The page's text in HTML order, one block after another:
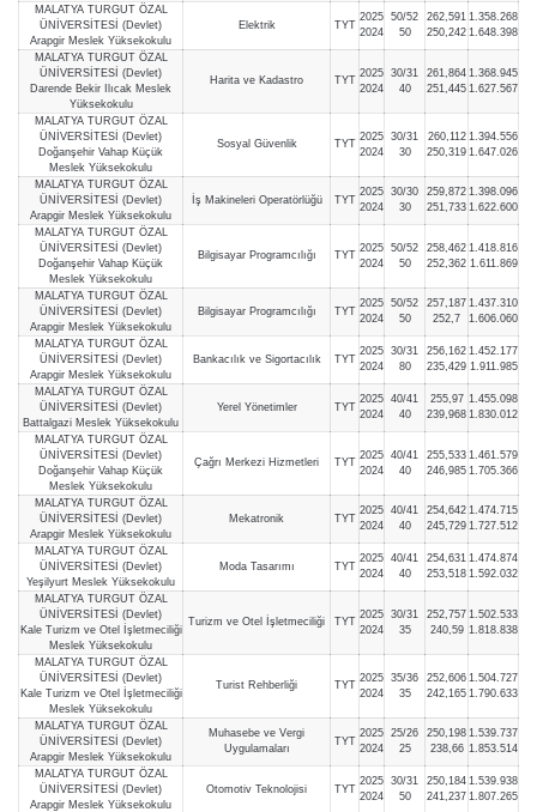
MALATYA TURGUT ÖZAL
ÜNİVERSİTESİ (Devlet)
Arapgir Meslek Yüksekokulu
Elektrik TYT
2025
2024
50/52
50
262,591
250,242
1.358.268
1.648.398
MALATYA TURGUT ÖZAL
ÜNİVERSİTESİ (Devlet)
Darende Bekir Ilıcak Meslek
Yüksekokulu
Harita ve Kadastro TYT
2025
2024
30/31
40
261,864
251,445
1.368.945
1.627.567
MALATYA TURGUT ÖZAL
ÜNİVERSİTESİ (Devlet)
Doğanşehir Vahap Küçük
Meslek Yüksekokulu
Sosyal Güvenlik TYT
2025
2024
30/31
30
260,112
250,319
1.394.556
1.647.026
MALATYA TURGUT ÖZAL
ÜNİVERSİTESİ (Devlet)
Arapgir Meslek Yüksekokulu
İş Makineleri Operatörlüğü TYT
2025
2024
30/30
30
259,872
251,733
1.398.096
1.622.600
MALATYA TURGUT ÖZAL
ÜNİVERSİTESİ (Devlet)
Doğanşehir Vahap Küçük
Meslek Yüksekokulu
Bilgisayar Programcılığı TYT
2025
2024
50/52
50
258,462
252,362
1.418.816
1.611.869
MALATYA TURGUT ÖZAL
ÜNİVERSİTESİ (Devlet)
Arapgir Meslek Yüksekokulu
Bilgisayar Programcılığı TYT
2025
2024
50/52
50
257,187
252,7
1.437.310
1.606.060
MALATYA TURGUT ÖZAL
ÜNİVERSİTESİ (Devlet)
Arapgir Meslek Yüksekokulu
Bankacılık ve Sigortacılık TYT
2025
2024
30/31
80
256,162
235,429
1.452.177
1.911.985
MALATYA TURGUT ÖZAL
ÜNİVERSİTESİ (Devlet)
Battalgazi Meslek Yüksekokulu
Yerel Yönetimler TYT
2025
2024
40/41
40
255,97
239,968
1.455.098
1.830.012
MALATYA TURGUT ÖZAL
ÜNİVERSİTESİ (Devlet)
Doğanşehir Vahap Küçük
Meslek Yüksekokulu
Çağrı Merkezi Hizmetleri TYT
2025
2024
40/41
40
255,533
246,985
1.461.579
1.705.366
MALATYA TURGUT ÖZAL
ÜNİVERSİTESİ (Devlet)
Arapgir Meslek Yüksekokulu
Mekatronik TYT
2025
2024
40/41
40
254,642
245,729
1.474.715
1.727.512
MALATYA TURGUT ÖZAL
ÜNİVERSİTESİ (Devlet)
Yeşilyurt Meslek Yüksekokulu
Moda Tasarımı TYT
2025
2024
40/41
40
254,631
253,518
1.474.874
1.592.032
MALATYA TURGUT ÖZAL
ÜNİVERSİTESİ (Devlet)
Kale Turizm ve Otel İşletmeciliği
Meslek Yüksekokulu
Turizm ve Otel İşletmeciliği TYT
2025
2024
30/31
35
252,757
240,59
1.502.533
1.818.838
MALATYA TURGUT ÖZAL
ÜNİVERSİTESİ (Devlet)
Kale Turizm ve Otel İşletmeciliği
Meslek Yüksekokulu
Turist Rehberliği TYT
2025
2024
35/36
35
252,606
242,165
1.504.727
1.790.633
MALATYA TURGUT ÖZAL
ÜNİVERSİTESİ (Devlet)
Arapgir Meslek Yüksekokulu
Muhasebe ve Vergi
Uygulamaları
TYT
2025
2024
25/26
25
250,198
238,66
1.539.737
1.853.514
MALATYA TURGUT ÖZAL
ÜNİVERSİTESİ (Devlet)
Arapgir Meslek Yüksekokulu
Otomotiv Teknolojisi TYT
2025
2024
30/31
50
250,184
241,237
1.539.938
1.807.265